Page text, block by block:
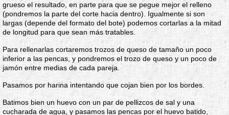
grueso el resultado, en parte para que se pegue mejor el relleno
(pondremos la parte del corte hacia dentro). Igualmente si son
largas (depende del formato del bote) podemos cortarlas a la mitad
de longitud para que sean más tratables.
Para rellenarlas cortaremos trozos de queso de tamaño un poco
inferior a las pencas, y pondremos el trozo de queso y un poco de
jamón entre medias de cada pareja.
Pasamos por harina intentando que cojan bien por los bordes.
Batimos bien un huevo con un par de pellizcos de sal y una
cucharada de agua, y pasamos las pencas por el huevo batido,